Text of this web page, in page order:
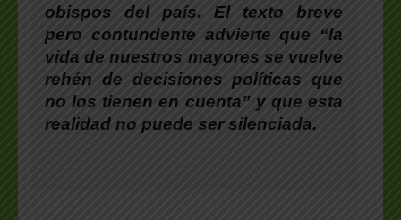
obispos del país. El texto breve
pero contundente advierte que “la
vida de nuestros mayores se vuelve
rehén de decisiones políticas que
no los tienen en cuenta”y que esta
realidad no puede ser silenciada.